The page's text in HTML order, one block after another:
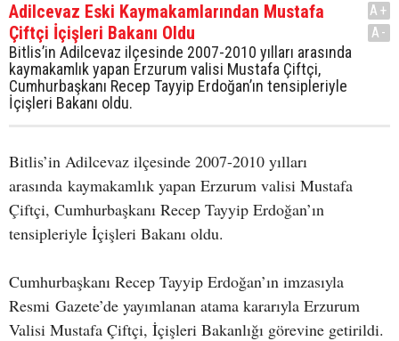
Adilcevaz Eski Kaymakamlarından Mustafa
Çiftçi İçişleri Bakanı Oldu
Bitlis’in Adilcevaz ilçesinde 2007-2010 yılları arasında
kaymakamlık yapan Erzurum valisi Mustafa Çiftçi,
Cumhurbaşkanı Recep Tayyip Erdoğan’ın tensipleriyle
İçişleri Bakanı oldu.
A+
A-
Bitlis’in Adilcevaz ilçesinde 2007-2010 yılları
arasında kaymakamlık yapan Erzurum valisi Mustafa
Çiftçi, Cumhurbaşkanı Recep Tayyip Erdoğan’ın
tensipleriyle İçişleri Bakanı oldu.
Cumhurbaşkanı Recep Tayyip Erdoğan’ın imzasıyla
Resmi Gazete’de yayımlanan atama kararıyla Erzurum
Valisi Mustafa Çiftçi, İçişleri Bakanlığı görevine getirildi.